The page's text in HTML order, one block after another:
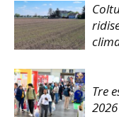
Tre
2026